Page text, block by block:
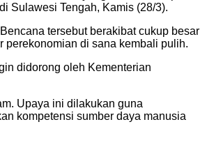
Sulawesi Tengah, Kamis (28/3).
tersebut berakibat cukup besar
perekonomian di sana kembali pulih.
didorong oleh Kementerian
Upaya ini dilakukan guna
kompetensi sumber daya manusia